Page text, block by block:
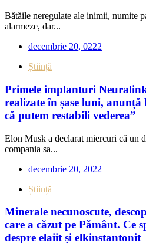
Bătăile neregulate ale inimii, numite
alarmeze, dar...
decembrie 20, 0222
Știință
Primele implanturi
realizate în șase luni,
că putem restabili vederea”
Elon Musk a declarat miercuri că un
compania sa...
decembrie 20, 2022
Știință
Minerale necunoscute,
care a căzut pe Pământ. Ce
despre elaiit și elkinstantonit